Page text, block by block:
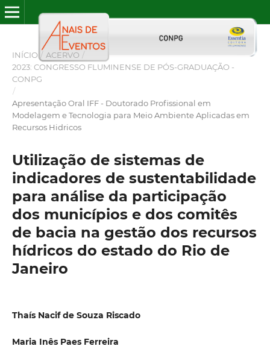
INÍCIO / ACERVO /
2023: CONGRESSO FLUMINENSE DE PÓS-GRADUAÇÃO -
CONPG
/
Apresentação Oral IFF - Doutorado Profissional em
Modelagem e Tecnologia para Meio Ambiente Aplicadas em
Recursos Hidricos
Utilização de sistemas de
indicadores de sustentabilidade
para análise da participação
dos municípios e dos comitês
de bacia na gestão dos recursos
hídricos do estado do Rio de
Janeiro
Thaís Nacif de Souza Riscado
Maria Inês Paes Ferreira